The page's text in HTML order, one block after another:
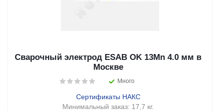
Сварочный электрод ESAB OK 13Mn 4.0 мм в
Москве
Много
Сертификаты НАКС
Минимальный заказ: 17,7 кг.